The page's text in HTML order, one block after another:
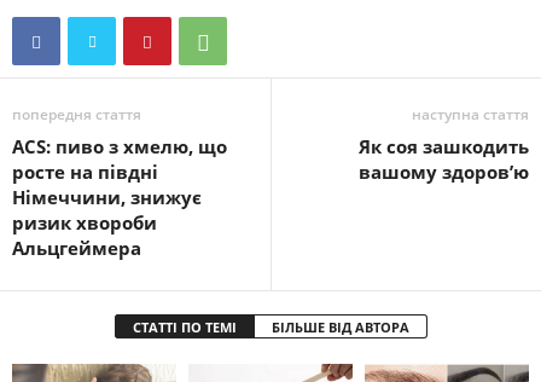
попередня стаття
ACS: пиво з хмелю, що
росте на півдні
Німеччини, знижує
ризик хвороби
Альцгеймера
наступна стаття
Як соя зашкодить
вашому здоров’ю
СТАТТІ ПО ТЕМІ БІЛЬШЕ ВІД АВТОРА